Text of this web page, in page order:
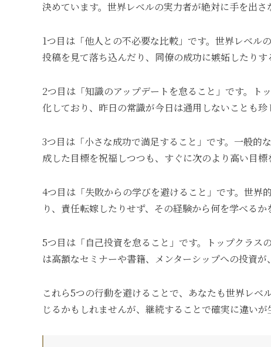
決めています。世界レベルの実力者が絶対に手を出
1つ目は「他人との不必要な比較」です。世界レベル
投稿を見て落ち込んだり、同僚の成功に嫉妬したり
2つ目は「知識のアップデートを怠ること」です。ト
化しており、昨日の常識が今日は通用しないことも
3つ目は「小さな成功で満足すること」です。一般的
成した目標を祝福しつつも、すぐに次のより高い目
4つ目は「失敗からの学びを避けること」です。世界
り、責任転嫁したりせず、その経験から何を学べる
5つ目は「自己投資を怠ること」です。トップクラス
は高額なセミナーや書籍、メンターシップへの投資
これら5つの行動を避けることで、あなたも世界レ
じるかもしれませんが、継続することで確実に違いが